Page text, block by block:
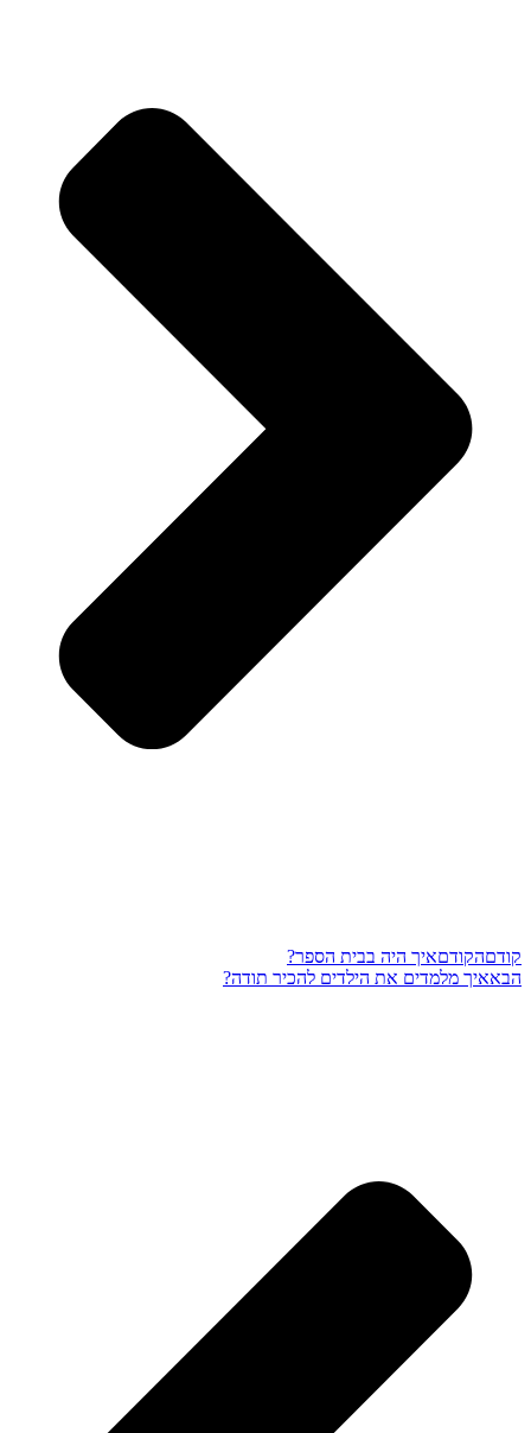
קודםהקודםאיך היה בבית הספר?
הבאאיך מלמדים את הילדים להכיר תודה?